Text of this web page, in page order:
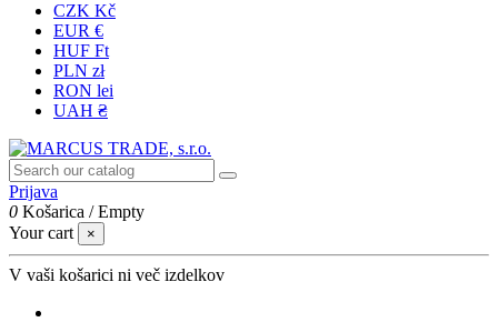
CZK Kč
EUR €
HUF Ft
PLN zł
RON lei
UAH ₴
Prijava
0 Košarica /Empty
Your cart
×
V vaši košarici ni več izdelkov